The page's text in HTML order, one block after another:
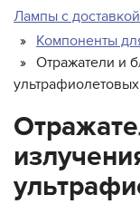
Лампы с
Компоненты
Отражатели и